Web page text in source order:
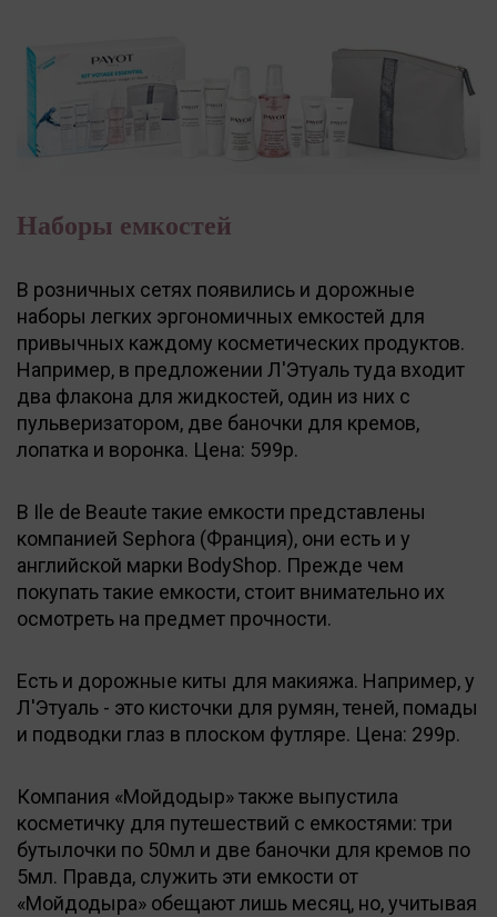
Наборы емкостей
В розничных сетях появились и дорожные
наборы легких эргономичных емкостей для
привычных каждому косметических продуктов.
Например, в предложении Л'Этуаль туда входит
два флакона для жидкостей, один из них с
пульверизатором, две баночки для кремов,
лопатка и воронка. Цена: 599р.
В Ile de Beaute такие емкости представлены
компанией Sephora (Франция), они есть и у
английской марки BodyShop. Прежде чем
покупать такие емкости, стоит внимательно их
осмотреть на предмет прочности.
Есть и дорожные киты для макияжа. Например, у
Л'Этуаль - это кисточки для румян, теней, помады
и подводки глаз в плоском футляре. Цена: 299р.
Компания «Мойдодыр» также выпустила
косметичку для путешествий с емкостями: три
бутылочки по 50мл и две баночки для кремов по
5мл. Правда, служить эти емкости от
«Мойдодыра» обещают лишь месяц, но, учитывая